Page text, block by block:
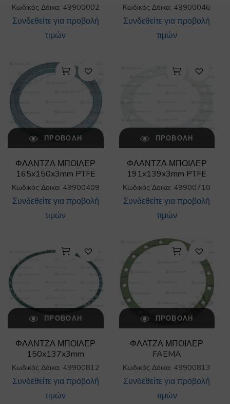
Κωδικός Δόικα: 49900002
Συνδεθείτε για προβολή
τιμών
Κωδικός Δόικα: 49900046
Συνδεθείτε για προβολή
τιμών
ΠΡΟΒΟΛΉ
ΦΛΑΝΤΖΑ ΜΠΟΙΛΕΡ
165x150x3mm PTFE
Κωδικός Δόικα: 49900409
Συνδεθείτε για προβολή
τιμών
ΠΡΟΒΟΛΉ
ΦΛΑΝΤΖΑ ΜΠΟΙΛΕΡ
191x139x3mm PTFE
Κωδικός Δόικα: 49900710
Συνδεθείτε για προβολή
τιμών
ΠΡΟΒΟΛΉ
ΦΛΑΝΤΖΑ ΜΠΟΙΛΕΡ
150x137x3mm
Κωδικός Δόικα: 49900812
Συνδεθείτε για προβολή
τιμών
ΠΡΟΒΟΛΉ
ΦΛΑΤΖΑ ΜΠΟΙΛΕΡ
FAEMA
Κωδικός Δόικα: 49900813
Συνδεθείτε για προβολή
τιμών